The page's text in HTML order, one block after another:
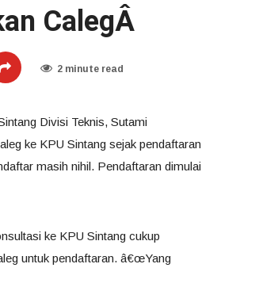
CalegÂ
2 minute read
Divisi Teknis, Sutami
ke KPU Sintang sejak pendaftaran
masih nihil. Pendaftaran dimulai
ke KPU Sintang cukup
untuk pendaftaran. â€œYang